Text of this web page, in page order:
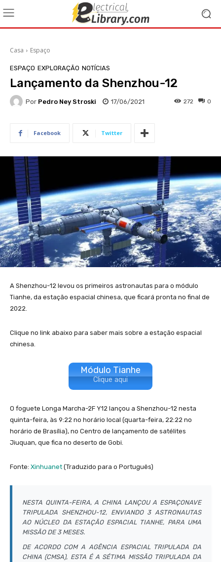
Casa Espaço
ESPAÇO EXPLORAÇÃO NOTÍCIAS
Lançamento da Shenzhou-12
Por Pedro Ney Stroski 17/06/2021 0
272
Facebook Twitter
A Shenzhou-12 levou os primeiros astronautas para o módulo
Tianhe, da estação espacial chinesa, que ficará pronta no final de
2022.
Clique no link abaixo para saber mais sobre a estação espacial
chinesa.
Módulo Tianhe
Clique aqui
O foguete Longa Marcha-2F Y12 lançou a Shenzhou-12 nesta
quinta-feira, às 9:22 no horário local (quarta-feira, 22:22 no
horário de Brasília), no Centro de lançamento de satélites
Jiuquan, que fica no deserto de Gobi.
Fonte: Xinhuanet (Traduzido para o Português)
NESTA QUINTA-FEIRA, A CHINA LANÇOU A ESPAÇONAVE
TRIPULADA SHENZHOU-12, ENVIANDO 3 ASTRONAUTAS
AO NÚCLEO DA ESTAÇÃO ESPACIAL TIANHE, PARA UMA
MISSÃO DE 3 MESES.
DE ACORDO COM A AGÊNCIA ESPACIAL TRIPULADA DA
CHINA (CMSA), ESTA É A SÉTIMA MISSÃO TRIPULADA DA